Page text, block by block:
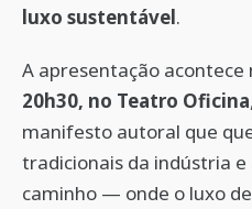
luxo sustentável.
A apresentação acontece
20h30, no Teatro Oficina
manifesto autoral que
tradicionais da indústria
caminho — onde o luxo